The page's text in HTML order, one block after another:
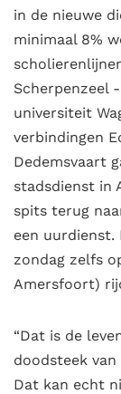
in de nieuwe
minimaal 8%
Scherpenzeel
universiteit
verbindingen
Dedemsvaart
stadsdienst in
spits terug
een uurdienst.
zondag zelfs
Amersfoort)
“Dat is de
doodsteek
Dat kan echt